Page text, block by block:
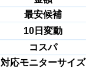
最安候補
10日変動
コスパ
対応モニターサイズ